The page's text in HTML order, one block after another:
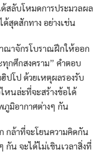
สลับโหมดการประมวลผล
สุดสักทาง อย่างเช่น
ณาจักรโบราณฝึกให้ออก
กศึกสงคราม” คำตอบ
ปโป ด้วยเหตุผลรองรับ
หนล่ะที่จะสร้างข้อได้
มิอากาศต่างๆ กัน
กล้าที่จะโยนความคิดกัน
กัน จะได้ไม่เขินเวลาสิ่งที่